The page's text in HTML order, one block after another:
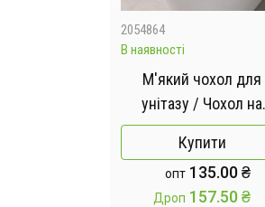
2054864
В наявності
М'який чохол для
унітазу / Чохол на
сидіння унітазу на
блискавці
Купити
опт 135.00 ₴
Дроп 157.50 ₴